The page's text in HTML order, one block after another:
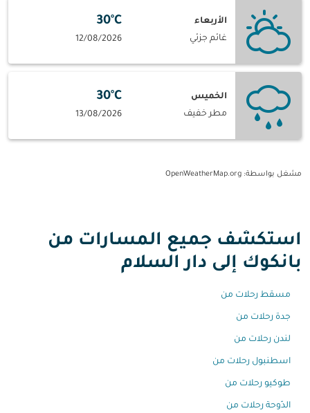
الأربعاء
غائم جزئي
30°C
12/08/2026
الخميس
مطر خفيف
30°C
13/08/2026
مشغل بواسطة: OpenWeatherMap.org
استكشف جميع المسارات من
بانكوك إلى دار السلام
مسقط رحلات من
جدة رحلات من
لندن رحلات من
اسطنبول رحلات من
طوكيو رحلات من
الدّوحة رحلات من